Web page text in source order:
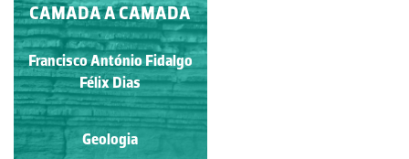
CAMADAS COM A
ESTRATIFICAÇÃO
INCLINADA NA
PENÍNSULA DO
BALEAL
Francisco António Fidalgo
Félix Dias
Geologia
CAMADA A CAMADA
Francisco António Fidalgo
Félix Dias
Geologia